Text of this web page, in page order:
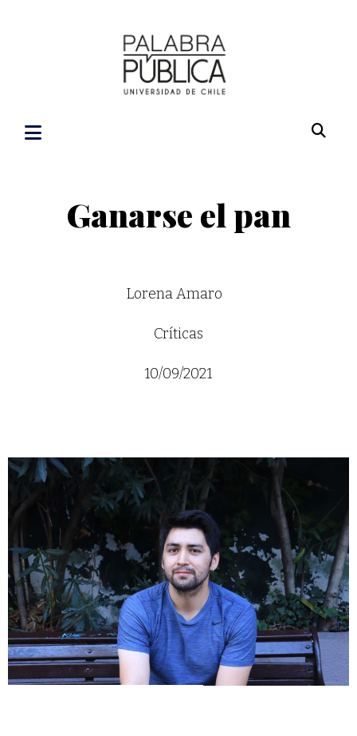
Ganarse el pan
Lorena Amaro
Críticas
10/09/2021